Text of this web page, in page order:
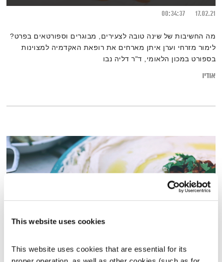
This website uses cookies
This website uses cookies that are essential for its
17.02.21
00:34:37
מה החשיבות של שינה טובה לצעירים, מבוגרים וספורטאים בפרט?
לימור מזרחי וערן איתן מארחים את רופאת האקדמיה למצוינות
בספורט במכון הלאומי, ד"ר דליה נבו
אודיו
החומוס הגלילי כמשל